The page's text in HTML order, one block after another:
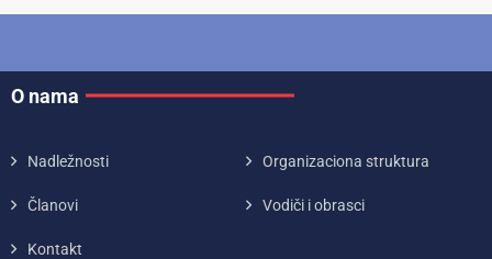
O nama
Nadležnosti Organizaciona struktura
Članovi Vodiči i obrasci
Kontakt